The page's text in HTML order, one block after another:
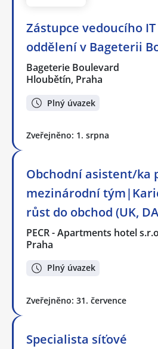
Zástupce vedoucího IT
oddělení v Bageterii
Bageterie Boulevard
Hloubětín, Praha
Plný úvazek
Zveřejněno: 1. srpna
Obchodní asistent/ka
mezinárodní
růst do obchod (UK,
PECR - Apartments hotel
Praha
Plný úvazek
Zveřejněno: 31. července
Specialista síťové